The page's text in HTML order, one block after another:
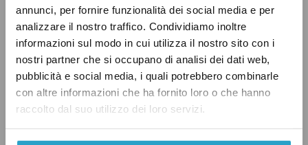
annunci, per fornire funzionalità dei social media e per
analizzare il nostro traffico. Condividiamo inoltre
informazioni sul modo in cui utilizza il nostro sito con i
nostri partner che si occupano di analisi dei dati web,
pubblicità e social media, i quali potrebbero combinarle
con altre informazioni che ha fornito loro o che hanno
raccolto dal suo utilizzo dei loro servizi.
delle spese per l’esercizio del mandato. Alla
Camera questo rimborsoammontaa circa
3.700 euro mensili.
In passato il vecchio sistema di inquadramento
dei collaboratori aveva determinato situazioni
poco chiare. Per esempio, a marzo 2021 un’ex